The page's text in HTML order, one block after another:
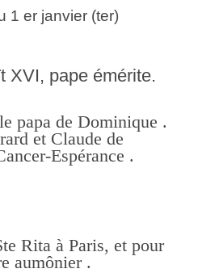
XVI, pape émérite.
papa de Dominique .
et Claude de
Espérance .
Rita à Paris, et pour
aumônier .